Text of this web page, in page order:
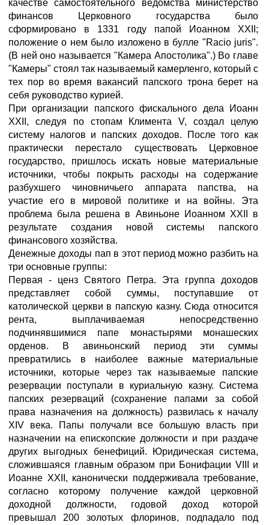
качестве самостоятельного ведомства министерство
финансов Церковного государства было
сформировано в 1331 году папой Иоанном XXII;
положение о нем было изложено в булле "Racio juris".
(В ней оно называется "Камера Апостолика".) Во главе
"Камеры" стоял так называемый камерленго, который с
тех пор во время вакансий папского трона берет на
себя руководство курией.
При организации папского фискального дела Иоанн
XXII, следуя по стопам Климента V, создал целую
систему налогов и папских доходов. После того как
практически перестало существовать Церковное
государство, пришлось искать новые материальные
источники, чтобы покрыть расходы на содержание
разбухшего чиновничьего аппарата папства, на
участие его в мировой политике и на войны. Эта
проблема была решена в Авиньоне Иоанном XXII в
результате создания новой системы папского
финансового хозяйства.
Денежные доходы пап в этот период можно разбить на
три основные группы:
Первая - ценз Святого Петра. Эта группа доходов
представляет собой суммы, поступавшие от
католической церкви в папскую казну. Сюда относится
рента, выплачиваемая непосредственно
подчинявшимися папе монастырями монашеских
орденов. В авиньонский период эти суммы
превратились в наиболее важные материальные
источники, которые через так называемые папские
резервации поступали в куриальную казну. Система
папских резерваций (сохранение папами за собой
права назначения на должность) развилась к началу
XIV века. Папы получали все большую власть при
назначении на епископские должности и при раздаче
других выгодных бенефиций. Юридическая система,
сложившаяся главным образом при Бонифации VIII и
Иоанне XXII, канонически поддерживала требование,
согласно которому получение каждой церковной
доходной должности, годовой доход которой
превышал 200 золотых флоринов, подпадало под